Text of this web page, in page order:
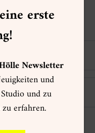
erste
Newsletter
und
und zu
erfahren.